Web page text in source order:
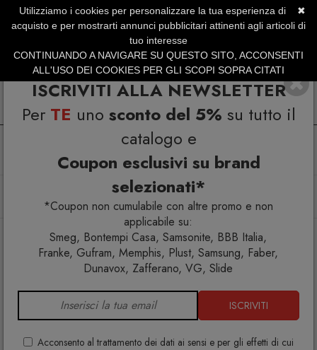
ISCRIVITI ALLA NEWSLETTER
Per TE uno sconto del 5% su tutto il
catalogo e
Coupon esclusivi su brand
selezionati*
*Coupon non cumulabile con altre promo e non
applicabile su:
Smeg, Bontempi Casa, Samsonite, BBB Italia,
Franke, Gufram, Memphis, Plust, Samsung, Faber,
Dunavox, Zafferano, VG, Slide
ISCRIVITI
Acconsento al trattamento dei dati ai sensi e per gli effetti di cui
SERVIZIO CLIENTI +39.0773.470.562
SUMMER SALES | Fino al 31 Agosto
Arredo interno
Liquefy Tavolino 60x50x51
✖
Utilizziamo i cookies per personalizzare la tua esperienza di
acquisto e per mostrarti annunci pubblicitari attinenti agli articoli di
tuo interesse
CONTINUANDO A NAVIGARE SU QUESTO SITO, ACCONSENTI
ALL'USO DEI COOKIES PER GLI SCOPI SOPRA CITATI